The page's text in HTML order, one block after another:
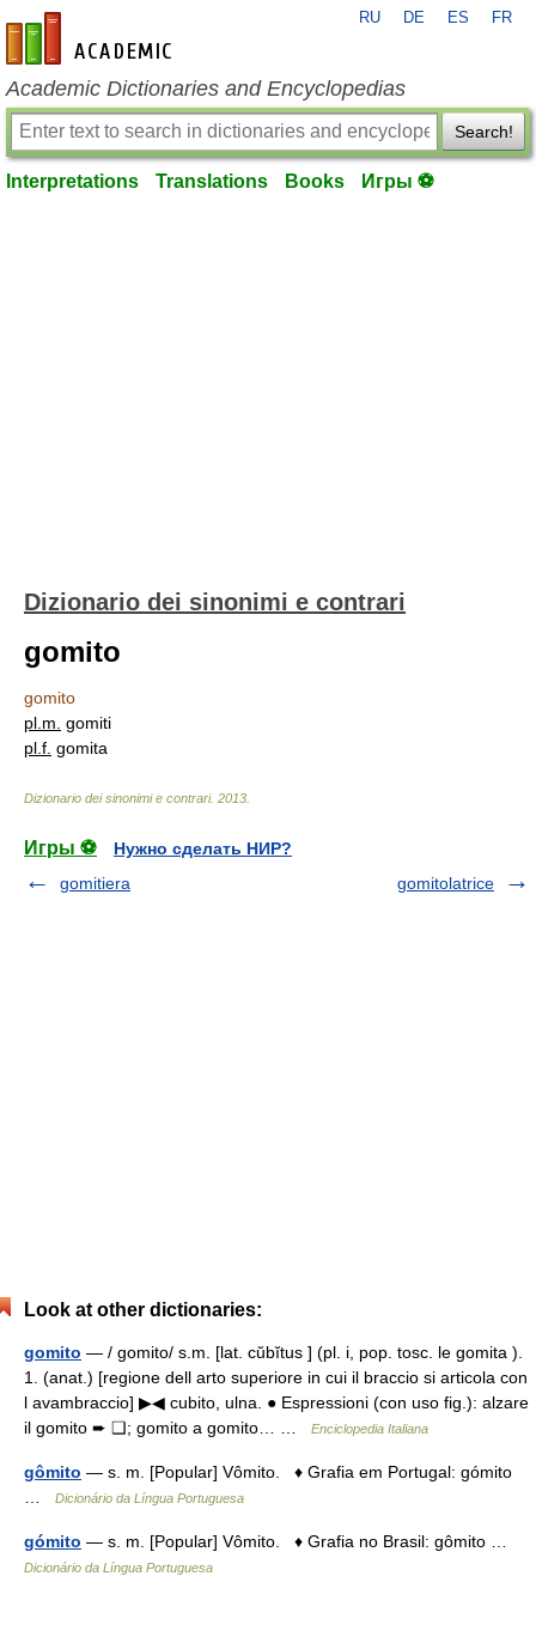
en-academic.com
RU DE ES FR
Academic Dictionaries and Encyclopedias
Search!
Interpretations Translations Books Игры ⚽
Dizionario dei sinonimi e contrari
gomito
gomito
pl. m. gomiti
pl. f. gomita
Dizionario dei sinonimi e contrari. 2013
Игры ⚽
Нужно сделать НИР?
gomitiera
gomitolatrice
Look at other dictionaries:
gomito — / gomito/ s.m. [lat. cŭbĭtus ] (pl. i, pop. tosc. le gomita ).
1. (anat.) [regione dell arto superiore in cui il braccio si articola con
l avambraccio] ▶◀ cubito, ulna. ● Espressioni (con uso fig.): alzare
il gomito ➨ ❑; gomito a gomito… …
Enciclopedia Italiana
gômito — s. m. [Popular] Vômito. ♦ Grafia em Portugal: gómito
Dicionário da Língua Portuguesa
gómito — s. m. [Popular] Vômito. ♦ Grafia no Brasil: gômito …
Dicionário da Língua Portuguesa